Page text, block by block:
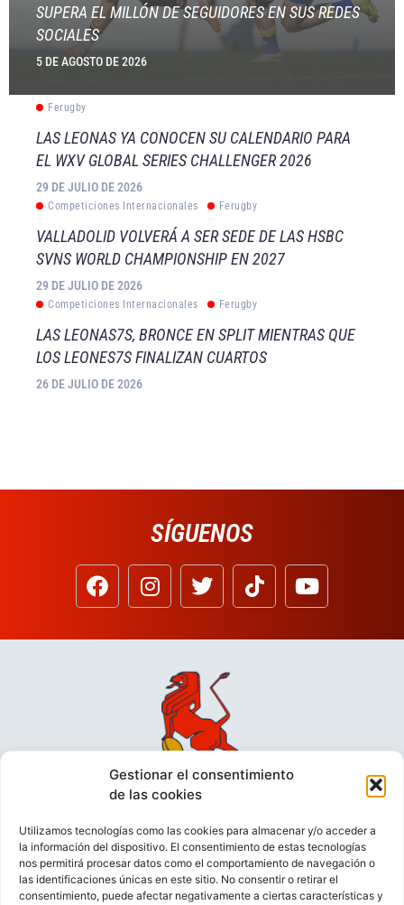
Gestionar el consentimiento
de las cookies
Utilizamos tecnologías como las cookies para almacenar y/o acceder a
la información del dispositivo. El consentimiento de estas tecnologías
nos permitirá procesar datos como el comportamiento de navegación o
las identificaciones únicas en este sitio. No consentir o retirar el
consentimiento, puede afectar negativamente a ciertas características y
SUPERA EL MILLÓN DE SEGUIDORES EN SUS REDES
SOCIALES
5 DE AGOSTO DE 2026
Ferugby
LAS LEONAS YA CONOCEN SU CALENDARIO PARA
EL WXV GLOBAL SERIES CHALLENGER 2026
29 DE JULIO DE 2026
Competiciones Internacionales Ferugby
VALLADOLID VOLVERÁ A SER SEDE DE LAS HSBC
SVNS WORLD CHAMPIONSHIP EN 2027
29 DE JULIO DE 2026
Competiciones Internacionales Ferugby
LAS LEONAS7S, BRONCE EN SPLIT MIENTRAS QUE
LOS LEONES7S FINALIZAN CUARTOS
26 DE JULIO DE 2026
SÍGUENOS